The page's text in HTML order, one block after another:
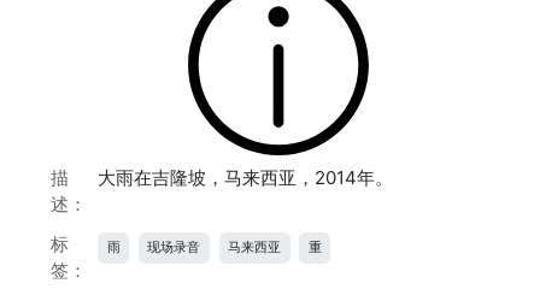
描
述：
大雨在吉隆坡，马来西亚，2014年。
标
签：
雨 现场录音 马来西亚 重